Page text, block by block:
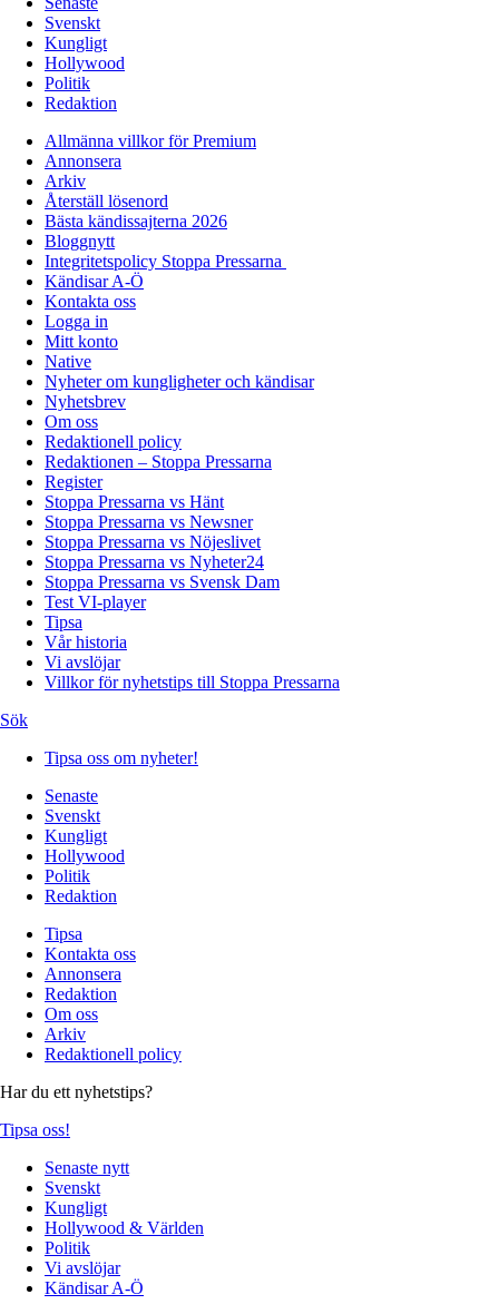
Svenskt
Kungligt
Hollywood
Politik
Redaktion
Allmänna villkor för Premium
Annonsera
Arkiv
Återställ lösenord
Bästa kändissajterna 2026
Bloggnytt
Integritetspolicy Stoppa Pressarna
Kändisar A-Ö
Kontakta oss
Logga in
Mitt konto
Native
Nyheter om kungligheter och kändisar
Nyhetsbrev
Om oss
Redaktionell policy
Redaktionen – Stoppa Pressarna
Register
Stoppa Pressarna vs Hänt
Stoppa Pressarna vs Newsner
Stoppa Pressarna vs Nöjeslivet
Stoppa Pressarna vs Nyheter24
Stoppa Pressarna vs Svensk Dam
Test VI-player
Tipsa
Vår historia
Vi avslöjar
Villkor för nyhetstips till Stoppa Pressarna
Sök
Tipsa oss om nyheter!
Senaste
Svenskt
Kungligt
Hollywood
Politik
Redaktion
Tipsa
Kontakta oss
Annonsera
Redaktion
Om oss
Arkiv
Redaktionell policy
Har du ett nyhetstips?
Tipsa oss!
Senaste nytt
Svenskt
Kungligt
Hollywood & Världen
Politik
Vi avslöjar
Kändisar A-Ö